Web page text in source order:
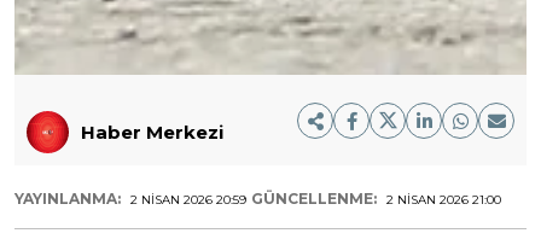
Haber Merkezi
YAYINLANMA: 2 NISAN 2026 20:59 GÜNCELLENME: 2 NISAN 2026 21:00